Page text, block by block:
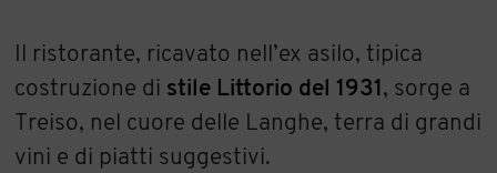
Il ristorante, ricavato nell’ex asilo, tipica
costruzione di stile Littorio del 1931 , sorge a
Treiso, nel cuore delle Langhe, terra di grandi
vini e di piatti suggestivi.